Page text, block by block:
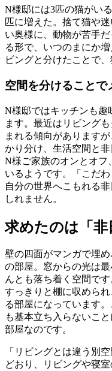
N様邸には3匹の猫がい
匹に増えた。捨て猫や
い奥様に、動物が苦手
る形で、いつのまにか
ビングと分けたことで
空間を分けることで
N様邸ではキッチンも趣
ます。最近はリビング
まれる傾向があります
かり分け、生活空間と
N様ご家族のオンとオフ
いるようです。「こだ
自分の世界へこもれる
しれません。
求めたのは「非
壁の四面がマンガで埋
の部屋。窓からの光は
んとも落ち着く空間で
すっきりと棚に収めら
る部屋になっています
も基本立ち入らないこ
部屋なのです。
「リビングとは違う別
どおり、リビングや寝